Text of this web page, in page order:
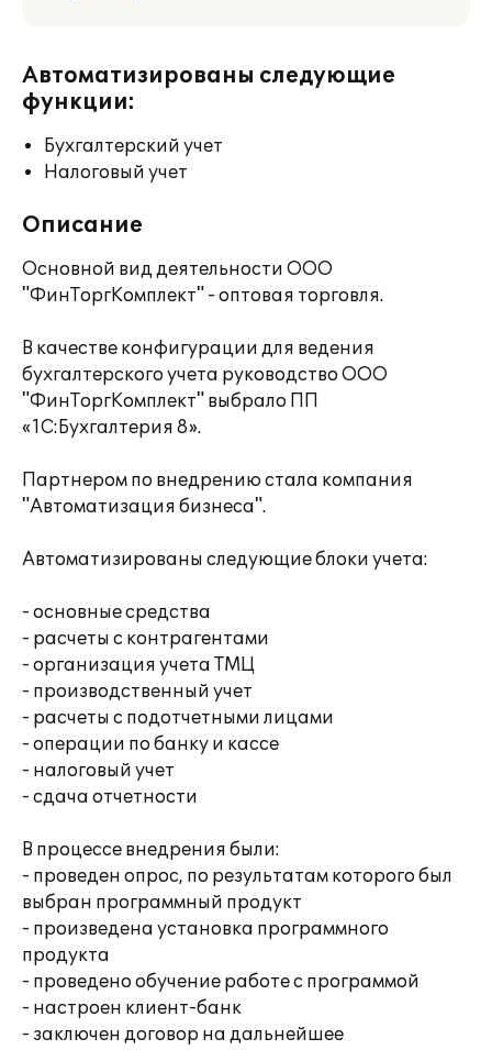
Автоматизированы следующие
функции:
Бухгалтерский учет
Налоговый учет
Описание
Основной вид деятельности ООО
"ФинТоргКомплект" - оптовая торговля.
В качестве конфигурации для ведения
бухгалтерского учета руководство ООО
"ФинТоргКомплект" выбрало ПП
«1С:Бухгалтерия 8».
Партнером по внедрению стала компания
"Автоматизация бизнеса".
Автоматизированы следующие блоки учета:
- основные средства
- расчеты с контрагентами
- организация учета ТМЦ
- производственный учет
- расчеты с подотчетными лицами
- операции по банку и кассе
- налоговый учет
- сдача отчетности
В процессе внедрения были:
- проведен опрос, по результатам которого был
выбран программный продукт
- произведена установка программного
продукта
- проведено обучение работе с программой
- настроен клиент-банк
- заключен договор на дальнейшее